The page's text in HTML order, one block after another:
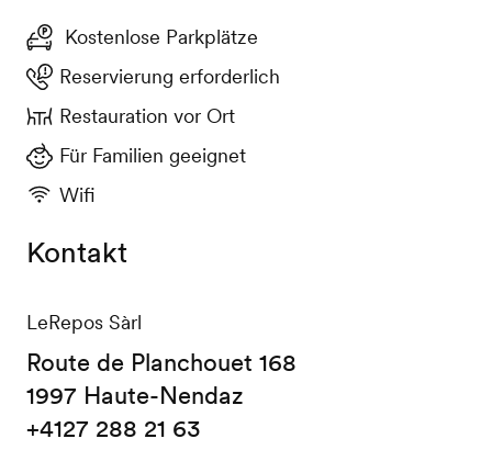
Kostenlose Parkplätze
Reservierung erforderlich
Restauration vor Ort
Für Familien geeignet
Wifi
Kontakt
LeRepos Sàrl
Route de Planchouet 168
1997 Haute-Nendaz
+4127 288 21 63